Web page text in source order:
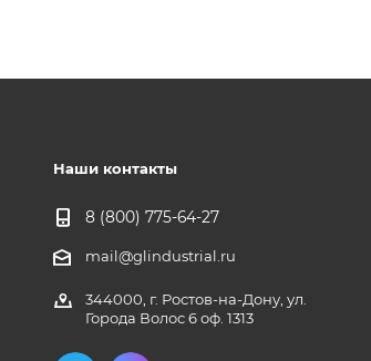
Наши контакты
8 (800) 775-64-27
mail@glindustrial.ru
344000, г. Ростов-на-Дону, ул.
Города Волос 6 оф. 1313